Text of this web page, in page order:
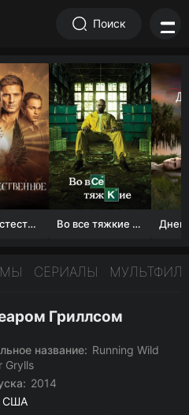
Поиск
Сверхъестественное Во все тяжкие 1-5 сезон
СЕРИАЛЫ
Гриллсом
название: Running Wild
Grylls
2014
США